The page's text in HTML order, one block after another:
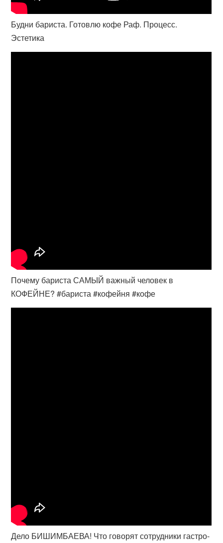
Будни бариста. Готовлю кофе Раф. Процесс.
Эстетика
Почему бариста САМЫЙ важный человек в
КОФЕЙНЕ? #бариста #кофейня #кофе
Дело БИШИМБАЕВА! Что говорят сотрудники гастро-